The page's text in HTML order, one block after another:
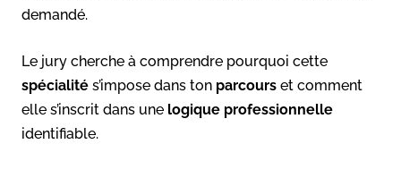
demandé.
Le jury cherche à comprendre pourquoi cette
spécialité s’impose dans ton parcours et comment
elle s’inscrit dans une logique professionnelle
identifiable.